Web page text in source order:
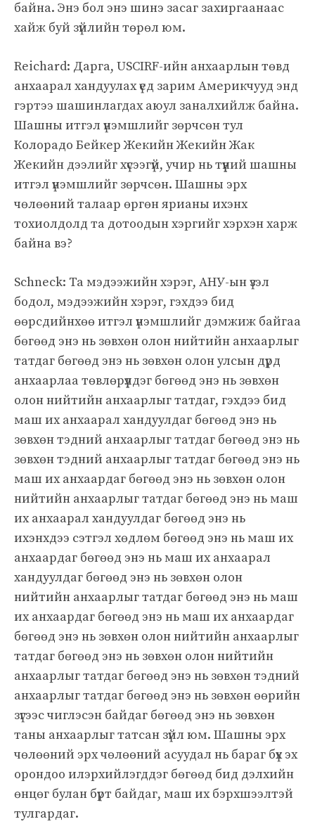
байна. Энэ бол энэ шинэ засаг захиргаанаас
хайж буй зүйлийн төрөл юм.
Reichard: Дарга, USCIRF-ийн анхаарлын төвд
анхаарал хандуулах үед зарим Америкчууд энд
гэртээ шашинлагдах аюул заналхийлж байна.
Шашны итгэл үнэмшлийг зөрчсөн тул
Колорадо Бейкер Жекийн Жекийн Жак
Жекийн дээлийг хүсээгүй, учир нь түүний шашны
итгэл үнэмшлийг зөрчсөн. Шашны эрх
чөлөөний талаар өргөн ярианы ихэнх
тохиолдолд та дотоодын хэргийг хэрхэн харж
байна вэ?
Schneck: Та мэдээжийн хэрэг, АНУ-ын үзэл
бодол, мэдээжийн хэрэг, гэхдээ бид
өөрсдийнхөө итгэл үнэмшлийг дэмжиж байгаа
бөгөөд энэ нь зөвхөн олон нийтийн анхаарлыг
татдаг бөгөөд энэ нь зөвхөн олон улсын дүрд
анхаарлаа төвлөрүүлдэг бөгөөд энэ нь зөвхөн
олон нийтийн анхаарлыг татдаг, гэхдээ бид
маш их анхаарал хандуулдаг бөгөөд энэ нь
зөвхөн тэдний анхаарлыг татдаг бөгөөд энэ нь
зөвхөн тэдний анхаарлыг татдаг бөгөөд энэ нь
маш их анхаардаг бөгөөд энэ нь зөвхөн олон
нийтийн анхаарлыг татдаг бөгөөд энэ нь маш
их анхаарал хандуулдаг бөгөөд энэ нь
ихэнхдээ сэтгэл хөдлөм бөгөөд энэ нь маш их
анхаардаг бөгөөд энэ нь маш их анхаарал
хандуулдаг бөгөөд энэ нь зөвхөн олон
нийтийн анхаарлыг татдаг бөгөөд энэ нь маш
их анхаардаг бөгөөд энэ нь маш их анхаардаг
бөгөөд энэ нь зөвхөн олон нийтийн анхаарлыг
татдаг бөгөөд энэ нь зөвхөн олон нийтийн
анхаарлыг татдаг бөгөөд энэ нь зөвхөн тэдний
анхаарлыг татдаг бөгөөд энэ нь зөвхөн өөрийн
зүгээс чиглэсэн байдаг бөгөөд энэ нь зөвхөн
таны анхаарлыг татсан зүйл юм. Шашны эрх
чөлөөний эрх чөлөөний асуудал нь бараг бүх эх
орондоо илэрхийлэгддэг бөгөөд бид дэлхийн
өнцөг булан бүрт байдаг, маш их бэрхшээлтэй
тулгардаг.